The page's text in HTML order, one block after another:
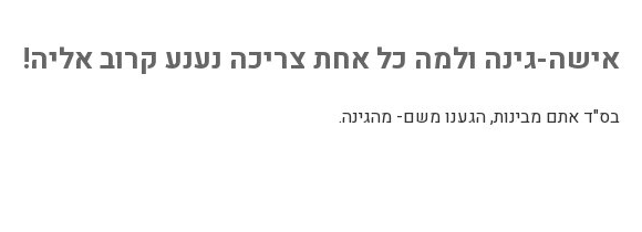
אישה-גינה ולמה כל אחת צריכה נענע קרוב אליה!
בס"ד אתם מבינות, הגענו משם- מהגינה.